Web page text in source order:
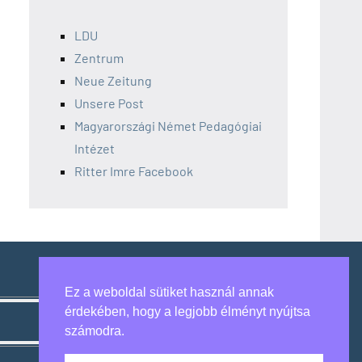
LDU
Zentrum
Neue Zeitung
Unsere Post
Magyarországi Német Pedagógiai
Intézet
Ritter Imre Facebook
Ez a weboldal sütiket használ annak
érdekében, hogy a legjobb élményt nyújtsa
számodra.